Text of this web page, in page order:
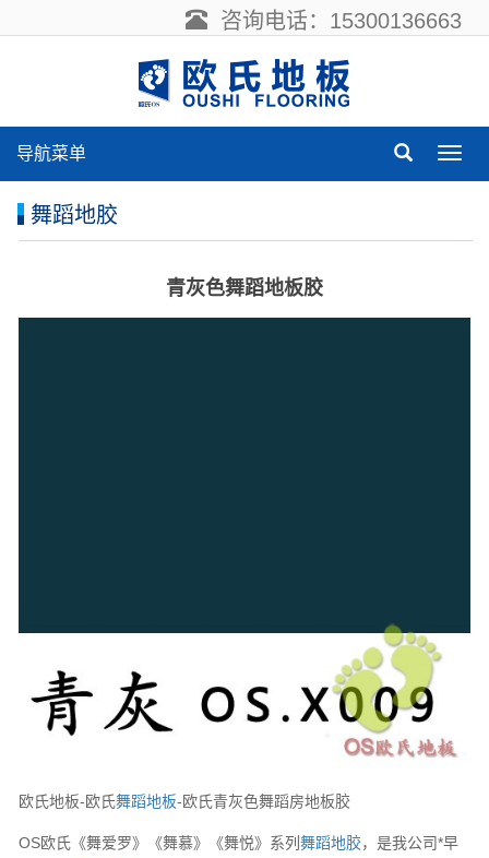
咨询电话：15300136663
导
导航菜单
舞蹈地胶
青灰色舞蹈地板胶
欧氏地板-欧氏舞蹈地板-欧氏青灰色舞蹈房地板胶
OS欧氏《舞爱罗》《舞慕》《舞悦》系列 舞蹈地胶，是我公司*早